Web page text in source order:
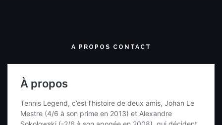
A PROPOS CONTACT